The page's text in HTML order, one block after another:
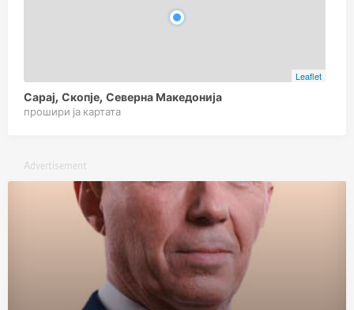
Leaflet
Сарај, Скопје, Северна Македонија
прошири ја картата
Advertisement